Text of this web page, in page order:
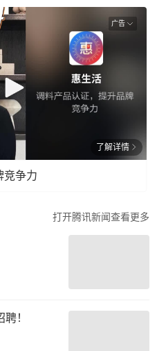
广告
了解详情
竞争力
打开腾讯新闻查看更多
！